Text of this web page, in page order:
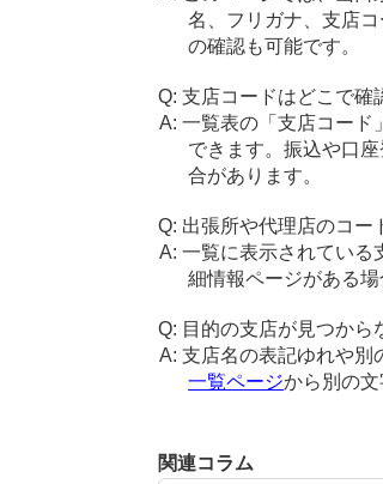
名、フリガナ、支店
の確認も可能です。
支店コードはどこで確
一覧表の「支店コード
できます。振込や口
合があります。
出張所や代理店のコー
一覧に表示されている
細情報ページがある
目的の支店が見つから
支店名の表記ゆれや別
一覧ページから別の文
関連コラム